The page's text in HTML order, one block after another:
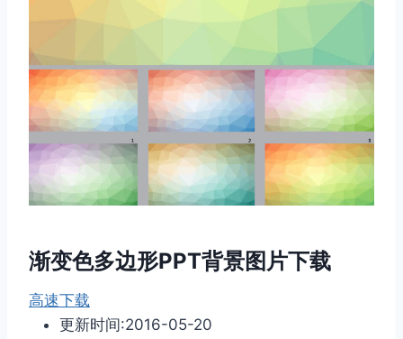
渐变色多边形PPT背景图片下载
高速下载
更新时间:2016-05-20